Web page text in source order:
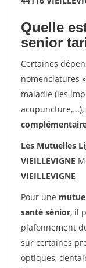
Quelle
senior
Certaines
nomenclatures
maladie (les
Les Mutuelles
VIEILLEVIGNE
VIEILLEVIGNE
Pour une
santé sénior, il
plafonnement
sur certaines
optiques,